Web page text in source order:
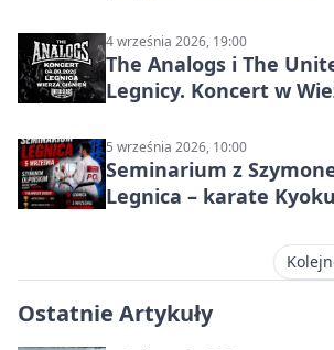
4 września 2026, 19:00
The Analogs i The
Legnicy. Koncert w
5 września 2026, 10:00
Seminarium z
Legnica – karate
Ostatnie Artykuły